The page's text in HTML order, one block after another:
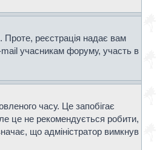
Проте, реєстрація надає вам
mail учасникам форуму, участь в
часу. Це запобігає
це не рекомендується робити,
що адміністратор вимкнув